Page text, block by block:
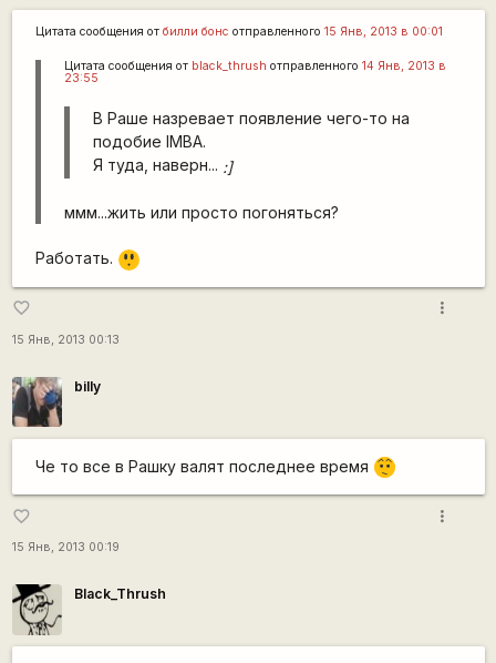
Цитата сообщения от билли бонс отправленного 15 Янв, 2013 в 00:01
Цитата сообщения от black_thrush отправленного 14 Янв, 2013 в
23:55
В Раше назревает появление чего-то на
подобие IMBA.
Я туда, наверн... :]
ммм...жить или просто погоняться?
Работать.
=8
O
favorite_border
15 Янв, 2013 00:13
more_vert
billy
Че то все в Рашку валят последнее время :-/
favorite_border
15 Янв, 2013 00:19
more_vert
Black_Thrush